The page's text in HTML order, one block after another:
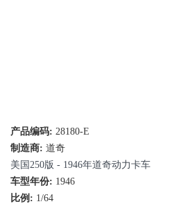
产品编码: 28180-E
制造商: 道奇
美国250版 - 1946年道奇动力卡车
车型年份: 1946
比例: 1/64